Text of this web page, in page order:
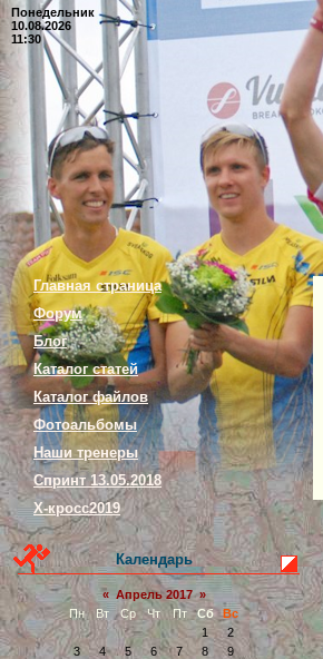
Понедельник
10.08.2026
11:30
Главная страница
Форум
Блог
Каталог статей
Каталог файлов
Фотоальбомы
Наши тренеры
Спринт 13.05.2018
Х-кросс2019
Календарь
« Апрель 2017 »
Пн
Вт Ср Чт Пт Сб
Вс
1
2
3
4 5 6 7 8
9